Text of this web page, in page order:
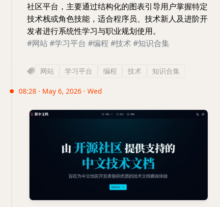
社区平台，主要通过结构化的图表引导用户掌握特定
技术栈或角色技能，适合程序员、技术新人及进阶开
发者进行系统性学习与职业规划使用。
#网站#学习平台 #编程 #技术#知识合集
网站 学习平台 编程 技术 知识合集
08:28 · May 6, 2026 · Wed